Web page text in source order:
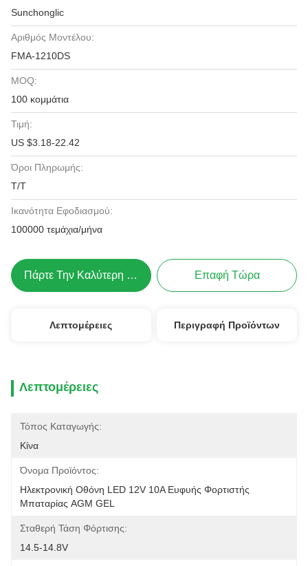
Sunchonglic
Αριθμός Μοντέλου:
FMA-1210DS
MOQ:
100 κομμάτια
Τιμή:
US $3.18-22.42
Όροι Πληρωμής:
Τ/Τ
Ικανότητα Εφοδιασμού:
100000 τεμάχια/μήνα
Πάρτε Την Καλύτερη Τιμή Επαφή Τώρα
Λεπτομέρειες Περιγραφή Προϊόντων
Λεπτομέρειες
Τόπος Καταγωγής:
Κίνα
Όνομα Προϊόντος:
Ηλεκτρονική Οθόνη LED 12V 10A Ευφυής Φορτιστής
Μπαταρίας AGM GEL
Σταθερή Τάση Φόρτισης:
14.5-14.8V